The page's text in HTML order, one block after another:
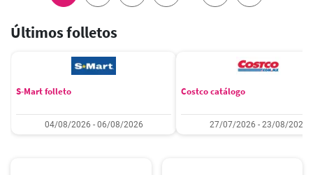
Últimos folletos
S-Mart folleto
04/08/2026 - 06/08/2026
Costco catálogo
27/07/2026 - 23/08/2026